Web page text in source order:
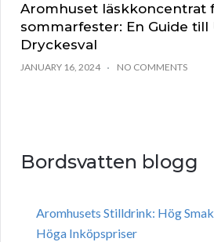
Aromhuset läskkoncentrat
sommarfester: En Guide
Dryckesval
JANUARY 16, 2024 NO COMMENTS
Bordsvatten blogg
Aromhusets Stilldrink: Hög
Höga Inköpspriser